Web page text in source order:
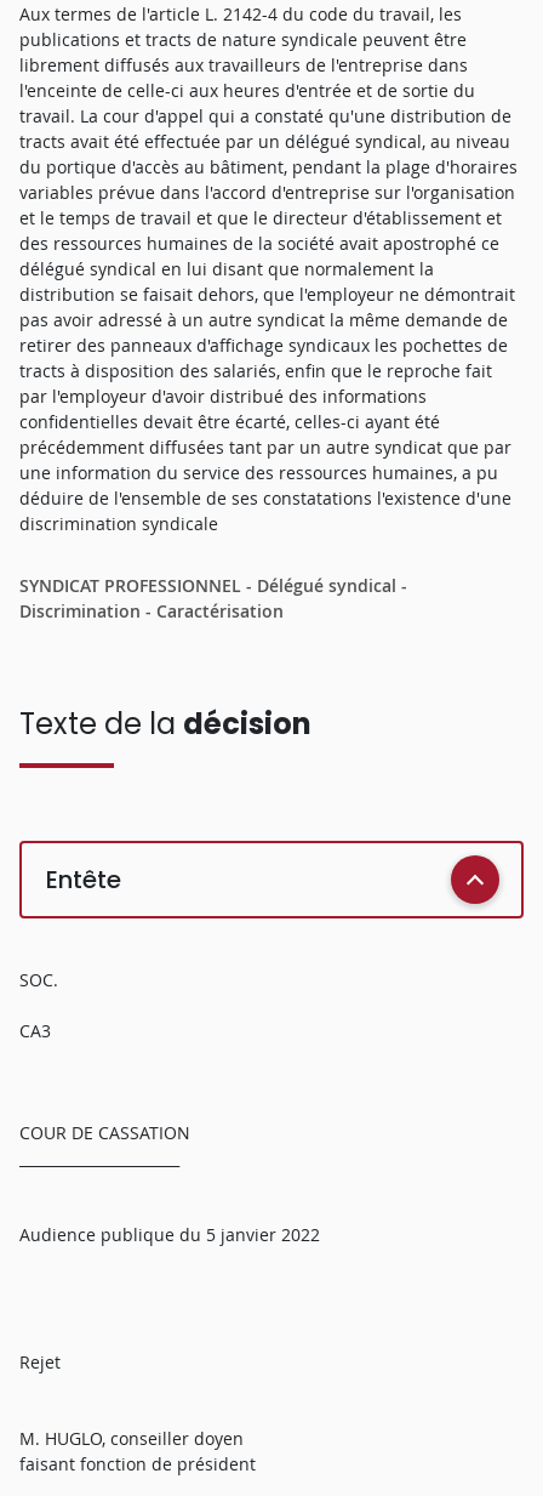
Aux termes de l'article L. 2142-4 du code du travail, les
publications et tracts de nature syndicale peuvent être
librement diffusés aux travailleurs de l'entreprise dans
l'enceinte de celle-ci aux heures d'entrée et de sortie du
travail. La cour d'appel qui a constaté qu'une distribution de
tracts avait été effectuée par un délégué syndical, au niveau
du portique d'accès au bâtiment, pendant la plage d'horaires
variables prévue dans l'accord d'entreprise sur l'organisation
et le temps de travail et que le directeur d'établissement et
des ressources humaines de la société avait apostrophé ce
délégué syndical en lui disant que normalement la
distribution se faisait dehors, que l'employeur ne démontrait
pas avoir adressé à un autre syndicat la même demande de
retirer des panneaux d'affichage syndicaux les pochettes de
tracts à disposition des salariés, enfin que le reproche fait
par l'employeur d'avoir distribué des informations
confidentielles devait être écarté, celles-ci ayant été
précédemment diffusées tant par un autre syndicat que par
une information du service des ressources humaines, a pu
déduire de l'ensemble de ses constatations l'existence d'une
discrimination syndicale
SYNDICAT PROFESSIONNEL - Délégué syndical -
Discrimination - Caractérisation
Texte de la décision
Entête
SOC.
CA3
COUR DE CASSATION
Audience publique du 5 janvier 2022
Rejet
M. HUGLO, conseiller doyen
faisant fonction de président